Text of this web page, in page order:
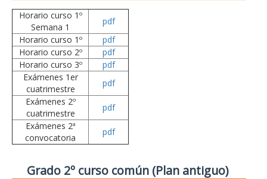
Horario curso 1º
Semana 1
pdf
Horario curso 1º
pdf
Horario curso 2º
pdf
Horario curso 3º
pdf
Exámenes 1er
cuatrimestre
pdf
Exámenes 2º
cuatrimestre
pdf
Exámenes 2ª
convocatoria
pdf
Grado 2º curso común (Plan antiguo)